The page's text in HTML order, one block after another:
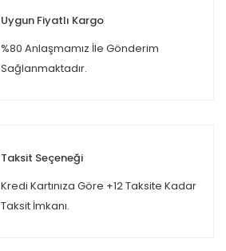
Uygun Fiyatlı Kargo
%80 Anlaşmamız İle Gönderim
Sağlanmaktadır.
Taksit Seçeneği
Kredi Kartınıza Göre +12 Taksite Kadar
Taksit İmkanı.